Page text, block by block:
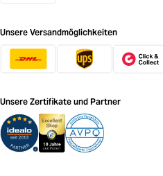
Unsere Versandmöglichkeiten
Unsere Zertifikate und Partner